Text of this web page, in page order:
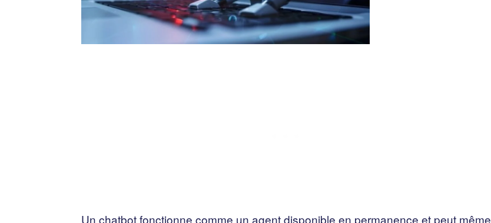
Un chatbot fonctionne comme un agent disponible en permanence et peut même